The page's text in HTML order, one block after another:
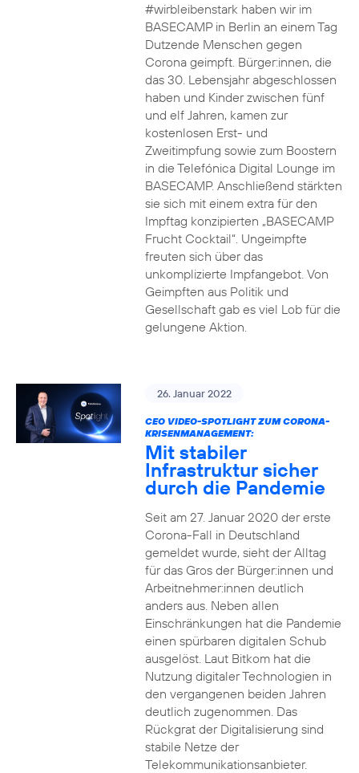
#wirbleibenstark haben wir im
BASECAMP in Berlin an einem Tag
Dutzende Menschen gegen
Corona geimpft. Bürger:innen, die
das 30. Lebensjahr abgeschlossen
haben und Kinder zwischen fünf
und elf Jahren, kamen zur
kostenlosen Erst- und
Zweitimpfung sowie zum Boostern
in die Telefónica Digital Lounge im
BASECAMP. Anschließend stärkten
sie sich mit einem extra für den
Impftag konzipierten „BASECAMP
Frucht Cocktail“. Ungeimpfte
freuten sich über das
unkomplizierte Impfangebot. Von
Geimpften aus Politik und
Gesellschaft gab es viel Lob für die
gelungene Aktion.
26. Januar 2022
CEO VIDEO-SPOTLIGHT ZUM CORONA-
KRISENMANAGEMENT:
Mit stabiler
Infrastruktur sicher
durch die Pandemie
Seit am 27. Januar 2020 der erste
Corona-Fall in Deutschland
gemeldet wurde, sieht der Alltag
für das Gros der Bürger:innen und
Arbeitnehmer:innen deutlich
anders aus. Neben allen
Einschränkungen hat die Pandemie
einen spürbaren digitalen Schub
ausgelöst. Laut Bitkom hat die
Nutzung digitaler Technologien in
den vergangenen beiden Jahren
deutlich zugenommen. Das
Rückgrat der Digitalisierung sind
stabile Netze der
Telekommunikationsanbieter.